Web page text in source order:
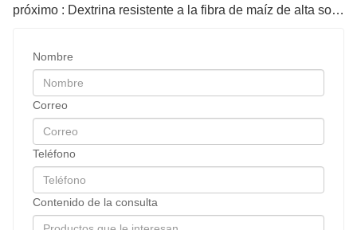
próximo : Dextrina resistente a la fibra de maíz de alta solubilidad de grado alimenticio
Nombre
Correo
Teléfono
Contenido de la consulta